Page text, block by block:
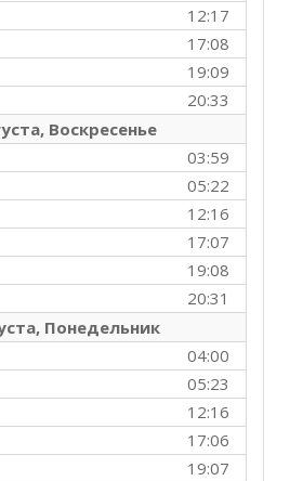
12:17
17:08
19:09
20:33
Воскресенье
03:59
05:22
12:16
17:07
19:08
20:31
Понедельник
04:00
05:23
12:16
17:06
19:07